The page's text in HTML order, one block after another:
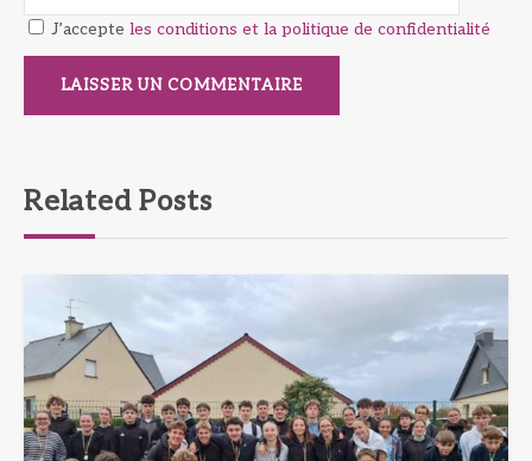
J’accepte les conditions et la politique de confidentialité
Related Posts